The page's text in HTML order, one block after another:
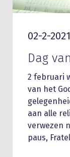
02-2-2021
Dag
2 februari
van het
aan alle
verwezen
paus,